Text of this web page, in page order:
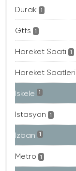
Durak 1
Gtfs 1
Hareket Saati 1
Hareket Saatleri
Iskele 1
Istasyon 1
Izban 1
Metro 1